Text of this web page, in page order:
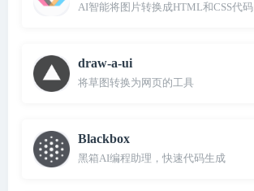
AI智能将图片转换成HTML和CSS代码
draw-a-ui
将草图转换为网页的工具
Blackbox
黑箱AI编程助理，快速代码生成